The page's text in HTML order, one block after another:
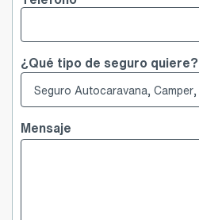
Teléfono
¿Qué tipo de seguro quiere?
Mensaje